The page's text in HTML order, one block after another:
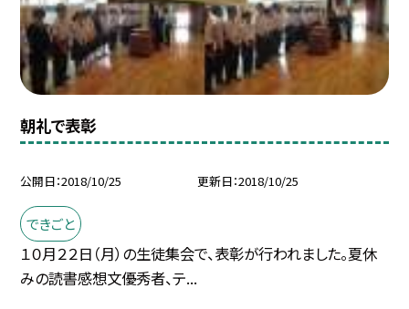
朝礼で表彰
公開日 2018/10/25 更新日 2018/10/25
できごと
１０月２２日（月）の生徒集会で、表彰が行われました。夏休
みの読書感想文優秀者、テ...